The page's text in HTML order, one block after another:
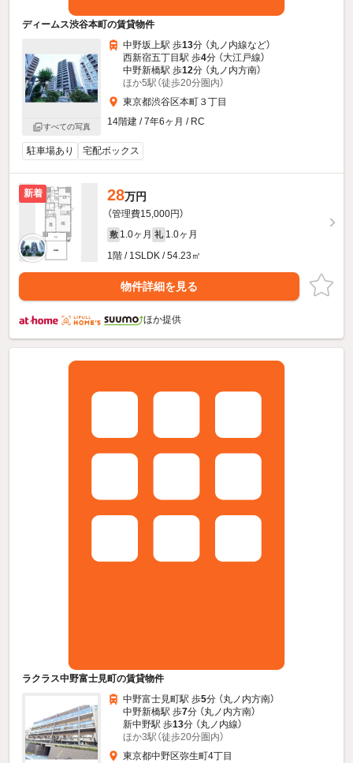
ディームス渋谷本町の賃貸物件
すべての写真
中野坂上駅 歩13分 （丸ノ内線など）
西新宿五丁目駅 歩4分 （大江戸線）
中野新橋駅 歩12分 （丸ノ内方南）
ほか5駅（徒歩20分圏内）
東京都渋谷区本町３丁目
14階建 / 7年6ヶ月 / RC
駐車場あり 宅配ボックス
新着 28万円
（管理費15,000円）
敷 1.0ヶ月 礼 1.0ヶ月
1階 / 1SLDK / 54.23㎡
物件詳細を見る
ほか提供
ラクラス中野富士見町の賃貸物件
中野富士見町駅 歩5分 （丸ノ内方南）
中野新橋駅 歩7分 （丸ノ内方南）
新中野駅 歩13分 （丸ノ内線）
ほか3駅（徒歩20分圏内）
東京都中野区弥生町4丁目